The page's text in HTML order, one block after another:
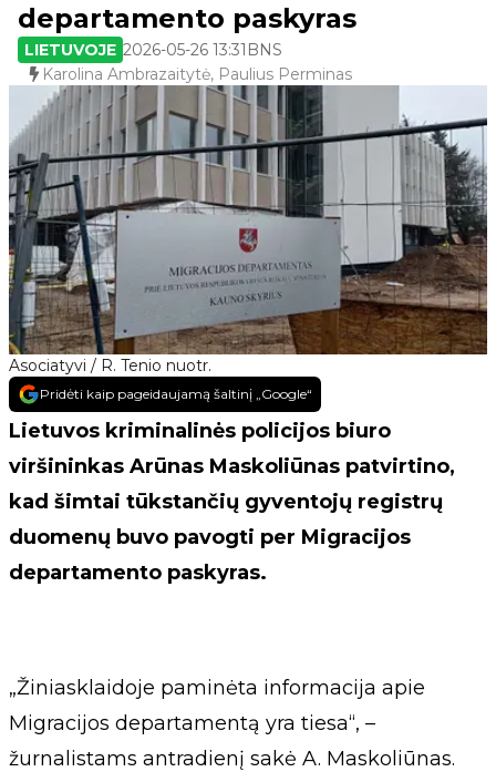
Asociatyvi / R. Tenio nuotr.
departamento paskyras
LIETUVOJE 2026-05-26 13:31 BNS
Karolina Ambrazaitytė, Paulius Perminas
Pridėti kaip pageidaujamą šaltinį „Google“
Lietuvos kriminalinės policijos biuro
viršininkas Arūnas Maskoliūnas patvirtino,
kad šimtai tūkstančių gyventojų registrų
duomenų buvo pavogti per Migracijos
departamento paskyras.
„Žiniasklaidoje paminėta informacija apie
Migracijos departamentą yra tiesa“, –
žurnalistams antradienį sakė A. Maskoliūnas.